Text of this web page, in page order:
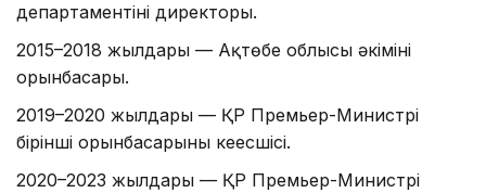
департаментінің директоры.
2015–2018 жылдары — Ақтөбе облысы әкімінің
орынбасары.
2019–2020 жылдары — ҚР Премьер-Министрі
бірінші орынбасарының кеңесшісі.
2020–2023 жылдары — ҚР Премьер-Министрі